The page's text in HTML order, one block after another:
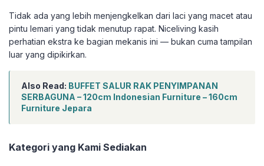
Tidak ada yang lebih menjengkelkan dari laci yang macet atau
pintu lemari yang tidak menutup rapat. Niceliving kasih
perhatian ekstra ke bagian mekanis ini — bukan cuma tampilan
luar yang dipikirkan.
Also Read: BUFFET SALUR RAK PENYIMPANAN
SERBAGUNA – 120cm Indonesian Furniture – 160cm
Furniture Jepara
Kategori yang Kami Sediakan